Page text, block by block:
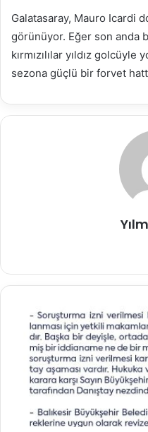
Galatasaray, Mauro Icardi
görünüyor. Eğer son anda
kırmızılılar yıldız
sezona güçlü bir forvet